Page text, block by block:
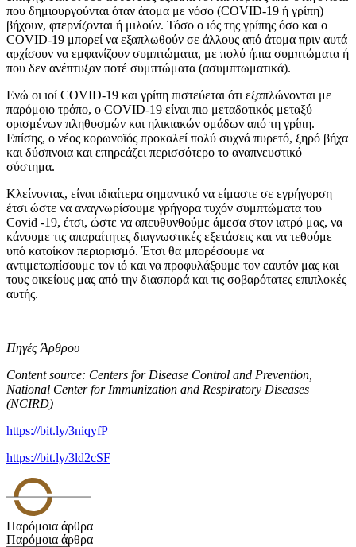
που δημιουργούνται όταν άτομα με νόσο (COVID-19 ή γρίπη)
βήχουν, φτερνίζονται ή μιλούν. Τόσο ο ιός της γρίπης όσο και ο
COVID-19 μπορεί να εξαπλωθούν σε άλλους από άτομα πριν αυτά
αρχίσουν να εμφανίζουν συμπτώματα, με πολύ ήπια συμπτώματα ή
που δεν ανέπτυξαν ποτέ συμπτώματα (ασυμπτωματικά).
Ενώ οι ιοί COVID-19 και γρίπη πιστεύεται ότι εξαπλώνονται με
παρόμοιο τρόπο, ο COVID-19 είναι πιο μεταδοτικός μεταξύ
ορισμένων πληθυσμών και ηλικιακών ομάδων από τη γρίπη.
Επίσης, ο νέος κορωνοϊός προκαλεί πολύ συχνά πυρετό, ξηρό βήχα
και δύσπνοια και επηρεάζει περισσότερο το αναπνευστικό
σύστημα.
Κλείνοντας, είναι ιδιαίτερα σημαντικό να είμαστε σε εγρήγορση
έτσι ώστε να αναγνωρίσουμε γρήγορα τυχόν συμπτώματα του
Covid -19, έτσι, ώστε να απευθυνθούμε άμεσα στον ιατρό μας, να
κάνουμε τις απαραίτητες διαγνωστικές εξετάσεις και να τεθούμε
υπό κατοίκον περιορισμό. Έτσι θα μπορέσουμε να
αντιμετωπίσουμε τον ιό και να προφυλάξουμε τον εαυτόν μας και
τους οικείους μας από την διασπορά και τις σοβαρότατες επιπλοκές
αυτής.
Πηγές Άρθρου
Content source: Centers for Disease Control and Prevention,
National Center for Immunization and Respiratory Diseases
(NCIRD)
https://bit.ly/3niqyfP
https://bit.ly/3ld2cSF
Παρόμοια άρθρα
Παρόμοια άρθρα